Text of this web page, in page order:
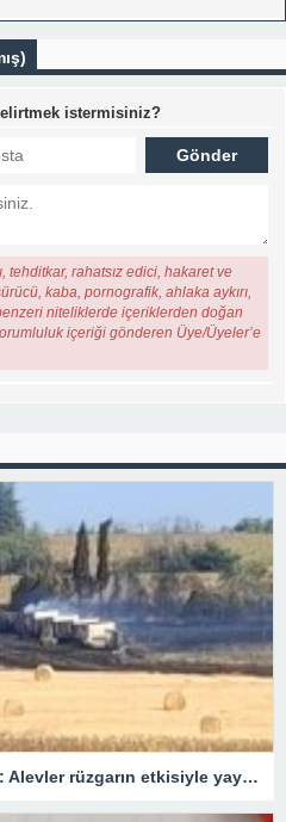
istermisiniz?
tehditkar, rahatsız edici, hakaret ve
kaba, pornografik, ahlaka aykırı,
niteliklerde içeriklerden doğan
içeriği gönderen Üye/Üyeler’e
Lüleburgaz’da tarla yangını: Alevler rüzgarın etkisiyle yayıldı